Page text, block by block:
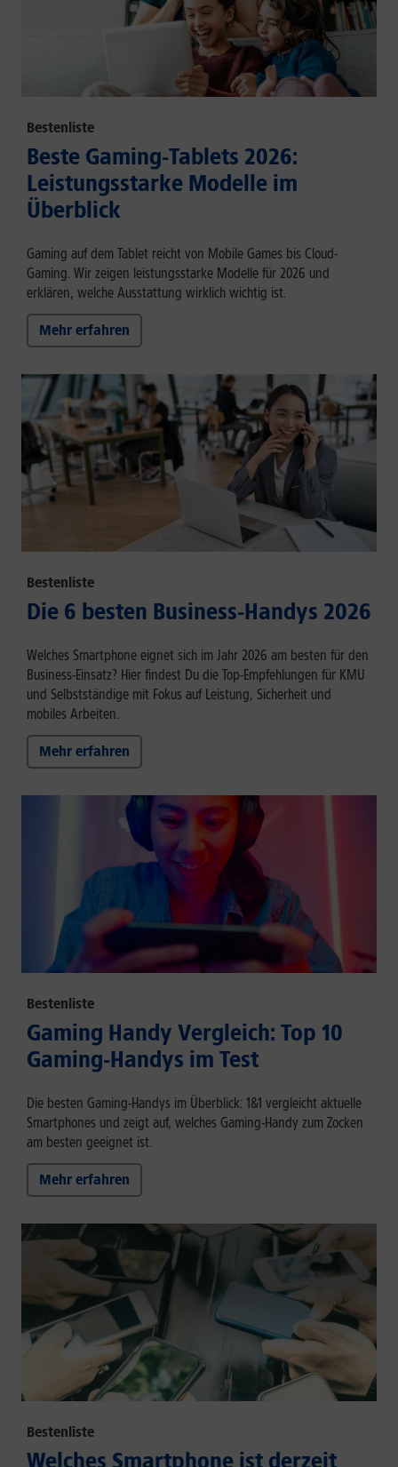
Bestenliste
Beste Gaming-Tablets 2026:
Leistungsstarke Modelle im
Überblick
Gaming auf dem Tablet reicht von Mobile Games bis Cloud-
Gaming. Wir zeigen leistungsstarke Modelle für 2026 und
erklären, welche Ausstattung wirklich wichtig ist.
Mehr erfahren
Bestenliste
Die 6 besten Business-Handys 2026
Welches Smartphone eignet sich im Jahr 2026 am besten für den
Business-Einsatz? Hier findest Du die Top-Empfehlungen für KMU
und Selbstständige mit Fokus auf Leistung, Sicherheit und
mobiles Arbeiten.
Mehr erfahren
Bestenliste
Gaming Handy Vergleich: Top 10
Gaming-Handys im Test
Die besten Gaming-Handys im Überblick: 1&1 vergleicht aktuelle
Smartphones und zeigt auf, welches Gaming-Handy zum Zocken
am besten geeignet ist.
Mehr erfahren
Bestenliste
Welches Smartphone ist derzeit